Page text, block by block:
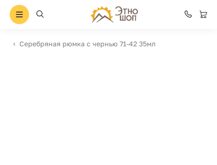
Серебряная рюмка с чернью 71-42 35мл